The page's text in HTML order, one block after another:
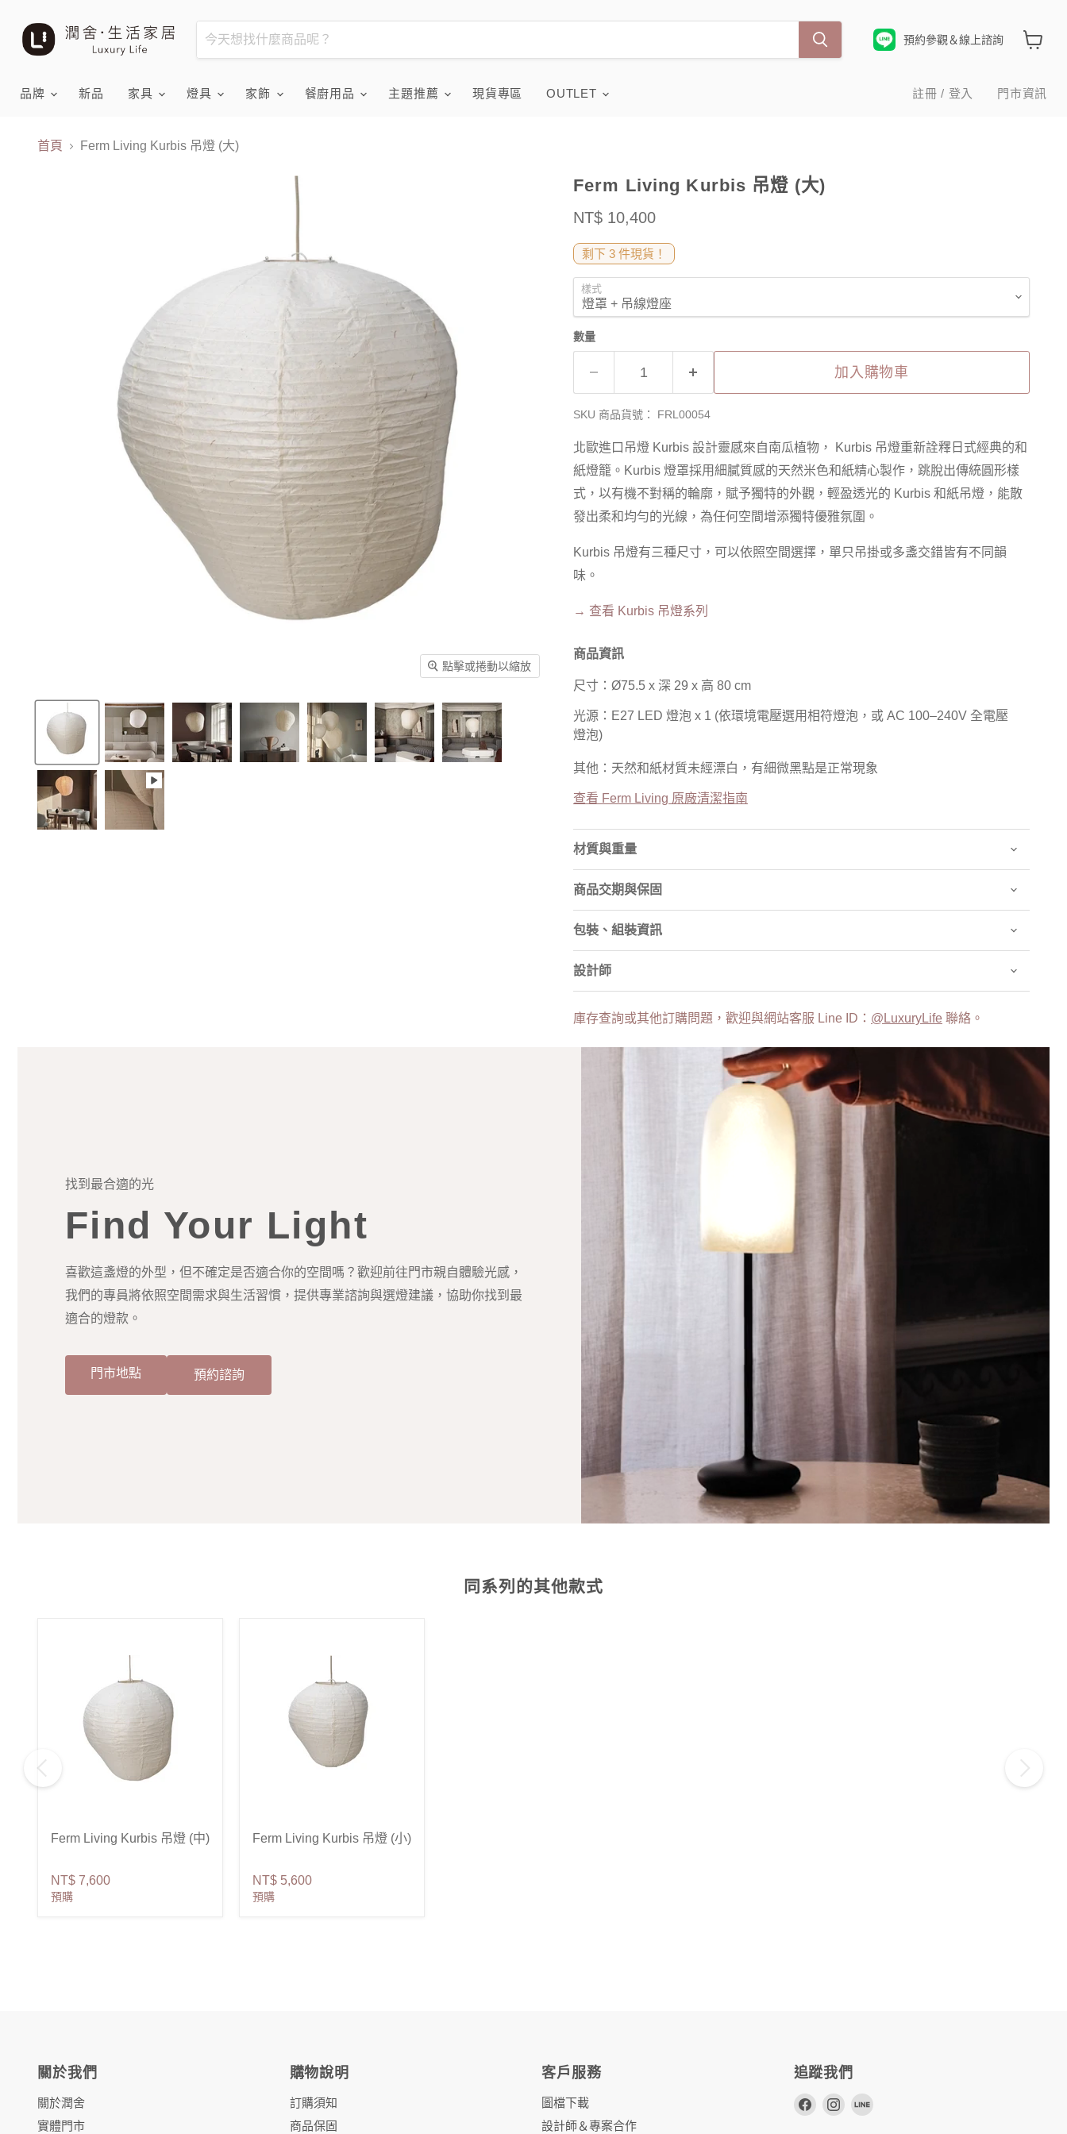
預約參觀＆線上諮詢
物
品牌 新品 家具 燈具 家飾 餐廚用品 主題推薦 現貨專區 OUTLET 註冊 / 登入 門市資訊
首頁 Ferm Living Kurbis 吊燈 (大)
點擊或捲動以縮放
Ferm Living Kurbis 吊燈 (大)
售價
NT$ 10,400
剩下 3 件現貨！
樣式
數量
加入購物車
SKU 商品貨號： FRL00054
北歐進口吊燈 Kurbis 設計靈感來自南瓜植物， Kurbis 吊燈重新詮釋日式經典的和
紙燈籠。 Kurbis 燈罩採用細膩質感的天然米色和紙精心製作，跳脫出傳統圓形樣
式，以有機不對稱的輪廓，賦予獨特的外觀，輕盈透光的 Kurbis 和紙吊燈，能散
發出柔和均勻的光線，為任何空間增添獨特優雅氛圍。
Kurbis 吊燈有三種尺寸，可以依照空間選擇，單只吊掛或多盞交錯皆有不同韻
味。
→ 查看 Kurbis 吊燈系列
商品資訊
尺寸：Ø75.5 x 深 29 x 高 80 cm
光源：E27 LED 燈泡 x 1 (依環境電壓選用相符燈泡，或 AC 100–240V 全電壓
燈泡)
其他：天然和紙材質未經漂白，有細微黑點是正常現象
查看 Ferm Living 原廠清潔指南
材質與重量
商品交期與保固
包裝、組裝資訊
設計師
庫存查詢或其他訂購問題，歡迎與網站客服 Line ID： @LuxuryLife 聯絡。
找到最合適的光
Find Your Light
喜歡這盞燈的外型，但不確定是否適合你的空間嗎？歡迎前往門市親自體驗光感，
我們的專員將依照空間需求與生活習慣，提供專業諮詢與選燈建議，協助你找到最
適合的燈款。
門市地點 預約諮詢
同系列的其他款式
Ferm Living Kurbis 吊燈 (中)
NT$ 7,600
預購
Ferm Living Kurbis 吊燈 (小)
NT$ 5,600
預購
關於我們
關於潤舍
實體門市
購物說明
訂購須知
商品保固
客戶服務
圖檔下載
設計師＆專案合作
追蹤我們
在
在
在